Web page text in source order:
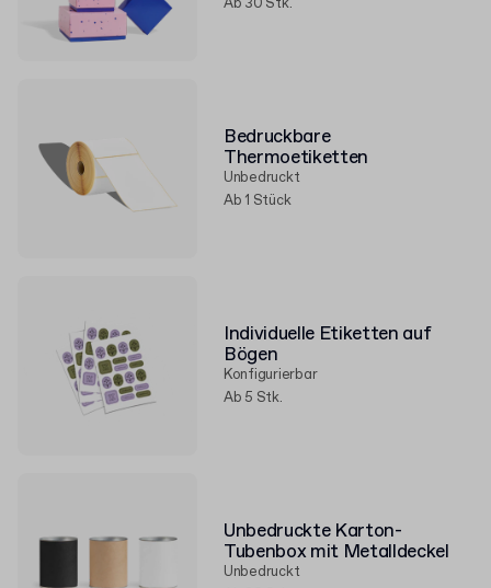
Ab 30 Stk.
Bedruckbare
Thermoetiketten
Unbedruckt
Ab 1 Stück
Individuelle Etiketten auf
Bögen
Konfigurierbar
Ab 5 Stk.
Unbedruckte Karton-
Tubenbox mit Metalldeckel
Unbedruckt